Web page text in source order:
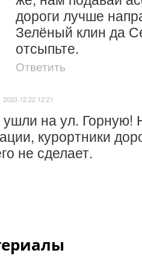
дороги лучше
Зелёный клин да
отсыпьте.
Ответить
2023.12.22 12:21
ушли на ул.
курортники
не сделает.